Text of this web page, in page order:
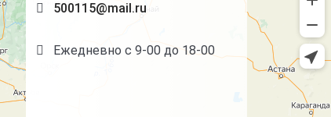
500115@mail.ru
Ежедневно с 9-00 до 18-00